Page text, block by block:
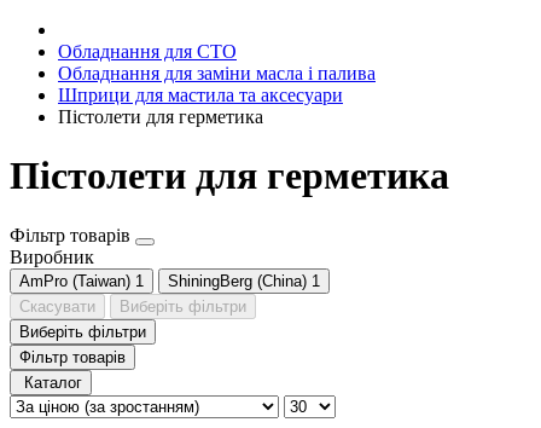
Обладнання для СТО
Обладнання для заміни масла і палива
Шприци для мастила та аксесуари
Пістолети для герметика
Пістолети для герметика
Фільтр товарів
Виробник
AmPro (Taiwan) 1 ShiningBerg (China) 1
Скасувати
Виберіть фільтри
Виберіть фільтри
Фільтр товарів
Каталог